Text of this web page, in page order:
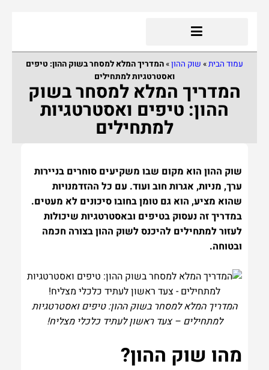
עמוד הבית» שוק ההון»המדריך המלא למסחר בשוק ההון: טיפים
ואסטרטגיות למתחילים
המדריך המלא למסחר בשוק
ההון: טיפים ואסטרטגיות
למתחילים
שוק ההון הוא מקום שבו משקיעים סוחרים בניירות
ערך, מניות, אגרות חוב ועוד. עם כל ההזדמנויות
שהוא מציע, הוא גם טומן בחובו סיכונים לא מעטים.
במדריך זה נעסוק בטיפים ובאסטרטגיות שיכולות
לעזור למתחילים להיכנס לשוק ההון בצורה חכמה
ובטוחה.
המדריך המלא למסחר בשוק ההון: טיפים ואסטרטגיות
למתחילים – צעד ראשון לעתיד כלכלי מצליח!
מהו שוק ההון?